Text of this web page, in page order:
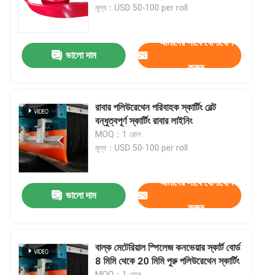
ভিডিও
আমাদের সম্পর্কে
মান নিয়ন্ত্রণ
আমাদের সাথে যোগাযোগ করুন
খবর
অ্যালুমিনা সিরামিক লাইনার
মূল্য：USD 50-100 per roll
ভালো দাম
আমাদের সাথে যোগাযোগ
করুন
রাবার পলিউরেথেন পরিবাহক স্কার্টিং বেল্ট
বন্ধুত্বপূর্ণ স্কার্টিং রাবার লাইনিং
MOQ：1 রোল
মূল্য：USD 50-100 per roll
ভালো দাম
আমাদের সাথে যোগাযোগ
করুন
বাল্ক মেটেরিয়াল স্পিলেজ কনভেয়ার স্কার্ট বোর্ড
8 মিমি থেকে 20 মিমি পুরু পলিউরেথেন স্কার্টিং